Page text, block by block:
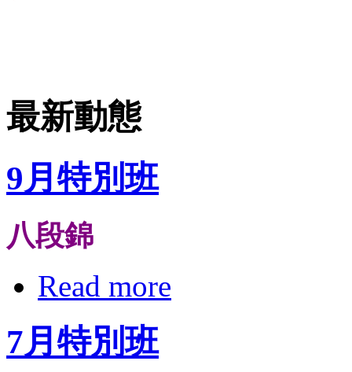
最新動態
9月特別班
八段錦
Read more
7月特別班